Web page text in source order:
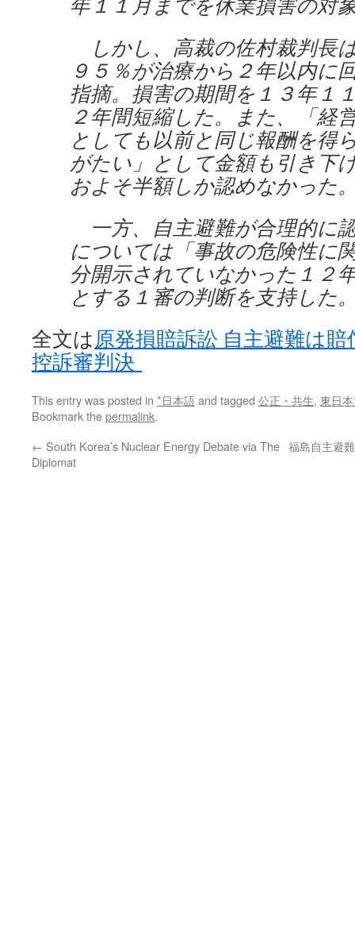
しかし、高裁の佐村裁判長
９５％が治療から２年以内に
指摘。損害の期間を１３年１
２年間短縮した。また、「経
としても以前と同じ報酬を得
がたい」として金額も引き下
およそ半額しか認めなかった
一方、自主避難が合理的に
については「事故の危険性に
分開示されていなかった１２
とする１審の判断を支持した
全文は原発損賠訴訟 自主避難は
控訴審判決
This entry was posted in *日本語and tagged 公正・共生, 東日
Bookmark thepermalink.
← South Korea’s Nuclear Energy Debate via The
Diplomat
福島自主避